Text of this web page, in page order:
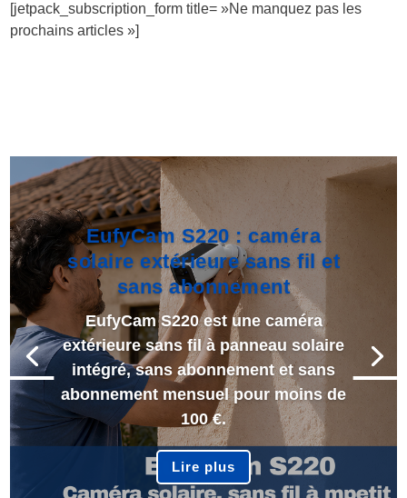
[jetpack_subscription_form title= »Ne manquez pas les
prochains articles »]
EufyCam S220 : caméra
solaire extérieure sans fil et
sans abonnement
EufyCam S220 est une caméra
extérieure sans fil à panneau solaire
intégré, sans abonnement et sans
abonnement mensuel pour moins de
100 €.
Lire plus